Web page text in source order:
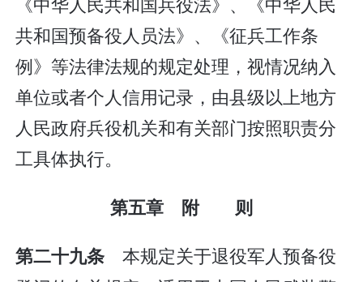
共和国预备役人员法》、《征兵工作条
例》等法律法规的规定处理，视情况纳入
单位或者个人信用记录，由县级以上地方
人民政府兵役机关和有关部门按照职责分
工具体执行。
第五章 附 则
第二十九条 本规定关于退役军人预备役